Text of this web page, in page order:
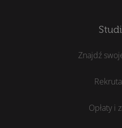
Znajdź
Opłaty i